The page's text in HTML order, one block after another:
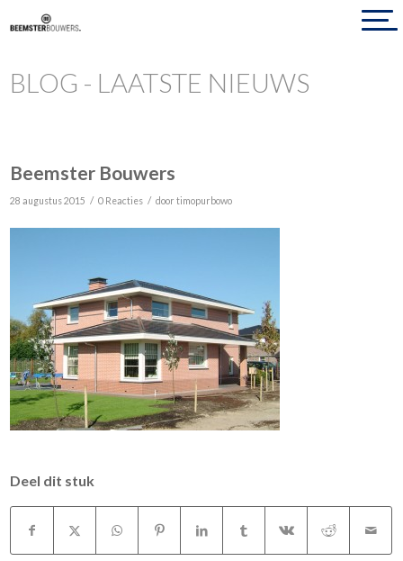
BLOG - LAATSTE NIEUWS
Beemster Bouwers
28 augustus 2015 / 0 Reacties / doortimopurbowo
Deel dit stuk